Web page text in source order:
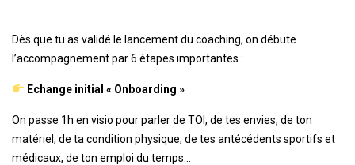
Dès que tu as validé le lancement du coaching, on débute
l’accompagnement par 6 étapes importantes :
Echange initial « Onboarding »
On passe 1h en visio pour parler de TOI, de tes envies, de ton
matériel, de ta condition physique, de tes antécédents sportifs et
médicaux, de ton emploi du temps…